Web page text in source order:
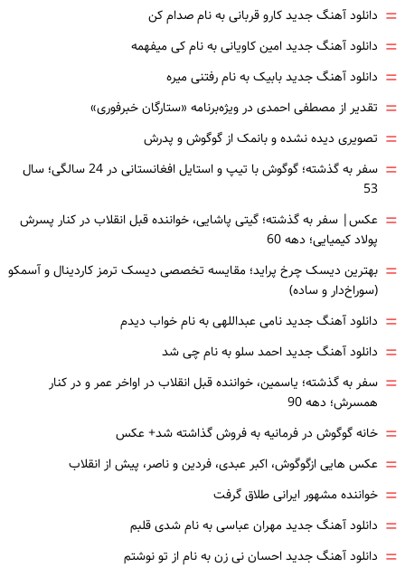
= دانلود آهنگ جدید کارو قربانی به نام صدام کن
= دانلود آهنگ جدید امین کاویانی به نام کی میفهمه
= دانلود آهنگ جدید بابیک به نام رفتنی میره
= تقدیر از مصطفی احمدی در ویژه‌برنامه «ستارگان خبرفوری»
= تصویری دیده نشده و بانمک از گوگوش و پدرش
=
سفر به گذشته؛ گوگوش با تیپ و استایل افغانستانی در 24 سالگی؛ سال
53
= عکس| سفر به گذشته؛ گیتی پاشایی، خواننده قبل انقلاب در کنار پسرش
پولاد کیمیایی؛ دهه 60
= بهترین دیسک چرخ پراید؛ مقایسه تخصصی دیسک ترمز کاردینال و آسمکو
(سوراخ‌دار و ساده)
= دانلود آهنگ جدید نامی عبداللهی به نام خواب دیدم
= دانلود آهنگ جدید احمد سلو به نام چی شد
= سفر به گذشته؛ یاسمین، خواننده قبل انقلاب در اواخر عمر و در کنار
همسرش؛ دهه 90
= خانه گوگوش در فرمانیه به فروش گذاشته شد+ عکس
= عکس هایی ازگوگوش، اکبر عبدی، فردین و ناصر، پیش از انقلاب
= خواننده مشهور ایرانی طلاق گرفت
= دانلود آهنگ جدید مهران عباسی به نام شدی قلبم
= دانلود آهنگ جدید احسان نی زن به نام از تو نوشتم